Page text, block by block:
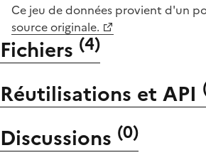
Ce jeu de données provient d'un
source originale.
Fichiers (4)
Réutilisations et API
Discussions (0)